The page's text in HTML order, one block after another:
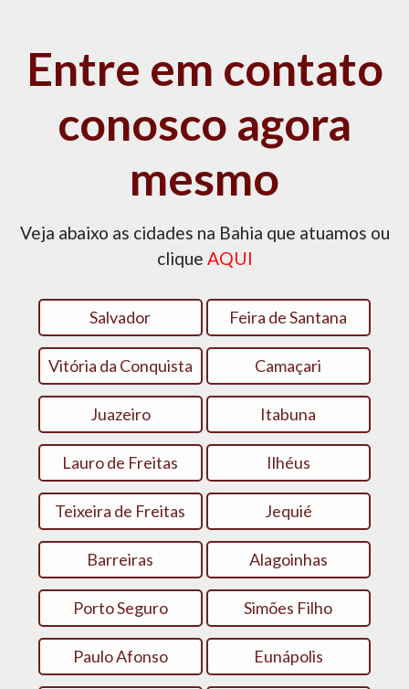
Entre em contato
conosco agora
mesmo
Veja abaixo as cidades na Bahia que atuamos ou
clique AQUI
Salvador Feira de Santana
Vitória da Conquista Camaçari
Juazeiro Itabuna
Lauro de Freitas Ilhéus
Teixeira de Freitas Jequié
Barreiras Alagoinhas
Porto Seguro Simões Filho
Paulo Afonso Eunápolis